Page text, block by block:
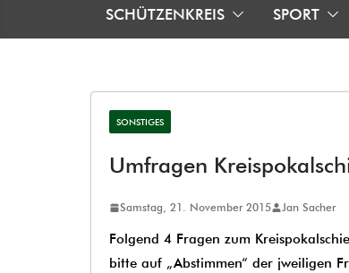
SCHÜTZENKREIS SPORT
SONSTIGES
Umfragen
Samstag, 21. November 2015 Jan Sacher
Folgend 4 Fragen zum
bitte auf „Abstimmen“ der jweiligen